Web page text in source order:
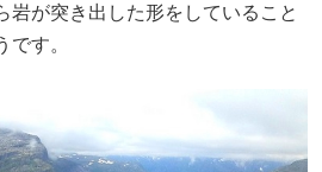
岩が突き出した形をしていること
す。